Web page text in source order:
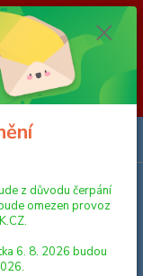
8. 2026 nebude z
a bude omezen
přijaté, nebo
v pátek 7. 8. 2026.
2026 do neděle 23. 8.
8. 2026. Děkujeme za
Menu
Hledat
z důvodu čerpání
omezen provoz
6. 8. 2026 budou